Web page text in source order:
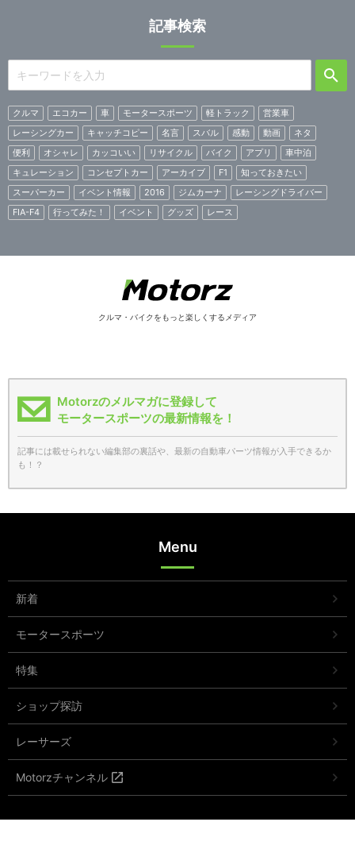
記事検索
クルマ エコカー 車 モータースポーツ 軽トラック
営業車
レーシングカー
キャッチコピー 名言 スバル 感動 動画
ネタ
便利
オシャレ カッコいい リサイクル バイク アプリ
車中泊
キュレーション
コンセプトカー アーカイブ F1
知っておきたい
スーパーカー
イベント情報 2016 ジムカーナ
レーシングドライバー
FIA-F4
行ってみた！ イベント グッズ レース
クルマ・バイクをもっと楽しくするメディア
Motorzのメルマガに登録して
モータースポーツの最新情報を！
記事には載せられない編集部の裏話や、最新の自動車パーツ情報が入手できるか
も！？
Menu
新着
モータースポーツ
特集
ショップ探訪
レーサーズ
Motorzチャンネル